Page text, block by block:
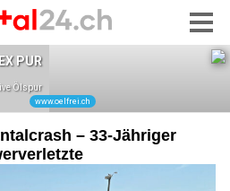
– 33-Jähriger